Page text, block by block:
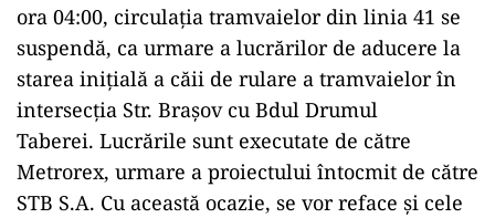
ora 04:00, circulația tramvaielor din linia 41 se
suspendă, ca urmare a lucrărilor de aducere la
starea inițială a căii de rulare a tramvaielor în
intersecția Str. Brașov cu Bdul Drumul
Taberei. Lucrările sunt executate de către
Metrorex, urmare a proiectului întocmit de către
STB S.A. Cu această ocazie, se vor reface și cele